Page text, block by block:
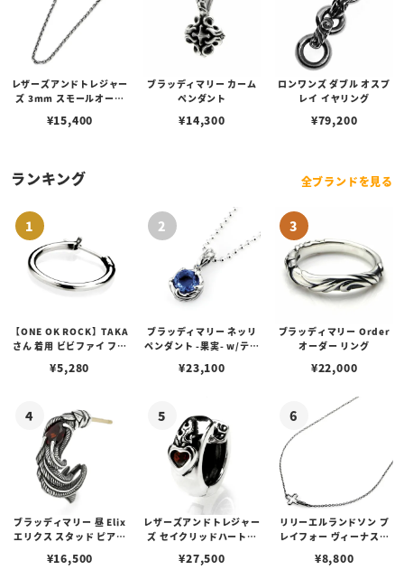
レザーズアンドトレジャー
ズ 3mm スモールオーバ
ブスタークラスプ＆LTロ
¥15,400
ブラッディマリー カーム
ペンダント
¥14,300
ロンワンズ ダブル オスプ
レイ イヤリング
¥79,200
ランキング 全ブランドを見る
【ONE OK ROCK】TAKA
さん 着用 ビビファイ フー
¥5,280
ブラッディマリー ネッリ
ペンダント -果実- w/ティ
¥23,100
ブラッディマリー Order
オーダー リング
¥22,000
ブラッディマリー 昼 Elix
エリクス スタッド ピアス
¥16,500
レザーズアンドトレジャー
ズ セイクリッドハートピ
¥27,500
リリーエルランドソン プ
レイフォー ヴィーナスチ
¥8,800